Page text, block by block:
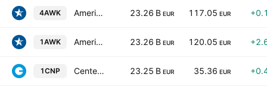
4AWK American Water Works Company, Inc. 23.26 B EUR 117.05 EUR
1AWK American Water Works Company, Inc. 23.26 B EUR 120.05 EUR
1CNP CenterPoint Energy, Inc. 23.25 B EUR 35.36 EUR